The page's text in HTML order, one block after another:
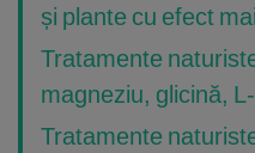
și plante cu efect
Tratamente
magneziu, glicină,
Tratamente